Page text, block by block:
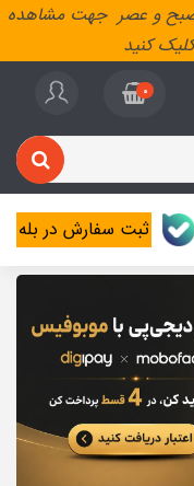
صبح و عصر جهت مشاهده
کنید
0
ثبت سفارش در بله